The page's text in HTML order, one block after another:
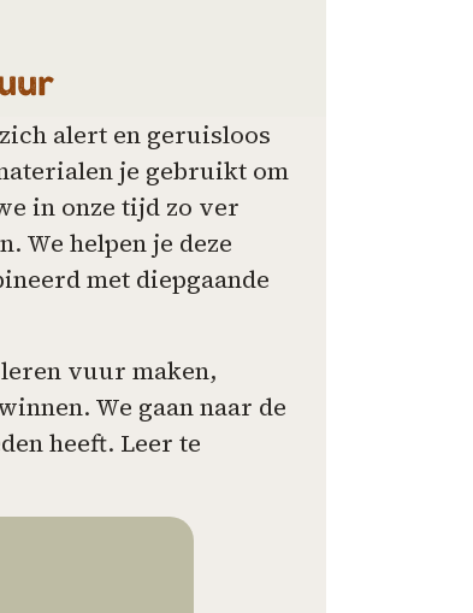
alert en geruisloos
je gebruikt om
in onze tijd zo ver
We helpen je deze
met diepgaande
leren vuur maken,
We gaan naar de
heeft. Leer te